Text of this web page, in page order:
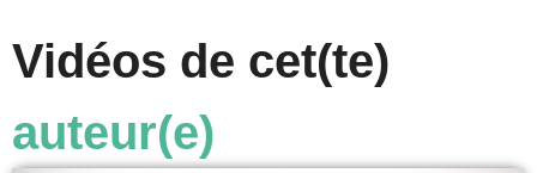
Vidéos de cet(te)
auteur(e)